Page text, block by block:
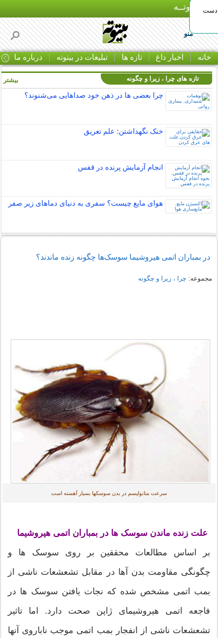
بـیتوتــه
منو
خانه اخبار داغ تازه ها تبلیغات در بیتوته درباره ما
دست
تازه های چرا ، زیرا و چگونه
چرا بعضی ها در ذهن خود صداهایی می‌شنوند؟
خنک نگهداشتن: علم تعریق
انجام آزمایش پرنده در قفس
هوای مایع چیست؟ سفری به دنیای دماهای زیر صفر
بیشتر
در بمباران اتمی هیروشیما سوسک‌ها چگونه زنده ماندند؟
مجموعه: چرا ، زیرا و چگونه
سرعت متابولیسم در بدن سوسکها بسیار آهسته است
علت زنده ماندن سوسک ها در بمباران اتمی هیروشیما
بر اساس مطالعات محققین بر روی سوسک ها و
چگونگی مقاومت بدن آها در مقابل تشعشعات ناشی از
بمب اتمی مشخص شده که نجات یافتن سوسک ها در
فاجعه اتمی هیروشیمای ژاپن صحت دارد. اما تاثیر
تشعشعات ناشی از انفجار بمب اتمی موجب ناباروی آنها